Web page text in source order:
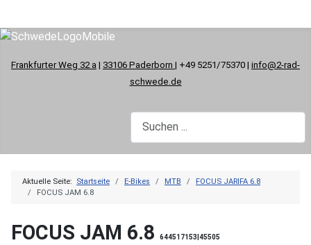
Frankfurter Weg 32 a | 33106 Paderborn | +49 5251/75370 | info@2-rad-
schwede.de
Aktuelle Seite: Startseite E-Bikes MTB
FOCUS JARIFA 6.8
FOCUS JAM 6.8
FOCUS JAM 6.8 644517153|45505